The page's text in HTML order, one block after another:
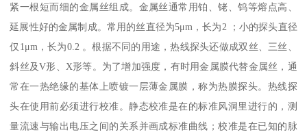
紧一根短而细的金属丝组成。金属丝通常用铂、铑、钨等熔点高、
延展性好的金属制成。常用的丝直径为5μm，长为2 ；小的探头直径
仅1μm，长为0.2 。根据不同的用途，热线探头还做成双丝、三丝、
斜丝及V形、X形等。为了增加强度，有时用金属膜代替金属丝，通
常在一热绝缘的基体上喷镀一层薄金属膜，称为热膜探头。热线探
头在使用前必须进行校准。静态校准是在的标准风洞里进行的，测
量流速与输出电压之间的关系并画成标准曲线；校准是在已知的脉